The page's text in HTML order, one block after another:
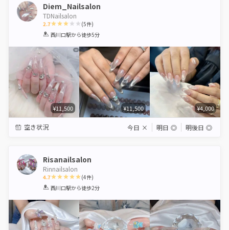
Diem_Nailsalon
TDNailsalon
2.7
1 2 3 4 5
(5件)
西川口駅から徒歩5分
¥11,500 ¥11,500 ¥4,000
空き状況 今日 × 明日 ◎ 明後日 ◎
Risanailsalon
Rinnailsalon
4.7
1 2 3 4 5
(4件)
西川口駅から徒歩2分